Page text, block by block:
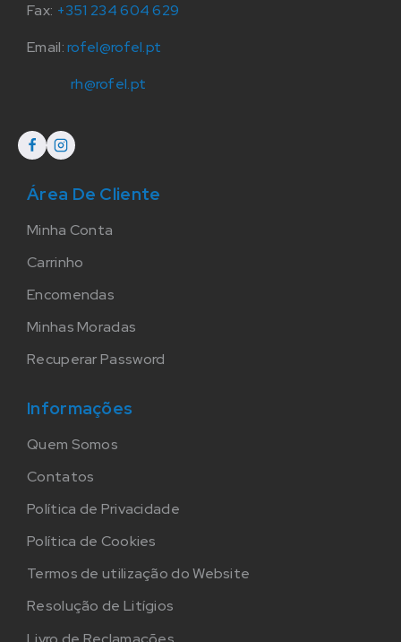
Fax: +351 234 604 629
Email:rofel@rofel.pt
rh@rofel.pt
Área De Cliente
Minha Conta
Carrinho
Encomendas
Minhas Moradas
Recuperar Password
Informações
Quem Somos
Contatos
Política de Privacidade
Política de Cookies
Termos de utilização do Website
Resolução de Litígios